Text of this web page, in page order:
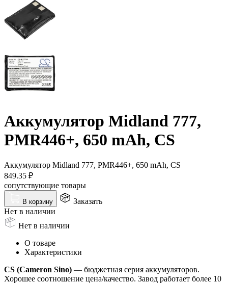
Аккумулятор Midland 777,
PMR446+, 650 mAh, CS
Аккумулятор Midland 777, PMR446+, 650 mAh, CS
849.35 ₽
сопутствующие товары
В корзину
Заказать
Нет в наличии
Нет в наличии
О товаре
Характеристики
CS (Cameron Sino) — бюджетная серия аккумуляторов.
Хорошее соотношение цена/качество. Завод работает более 10